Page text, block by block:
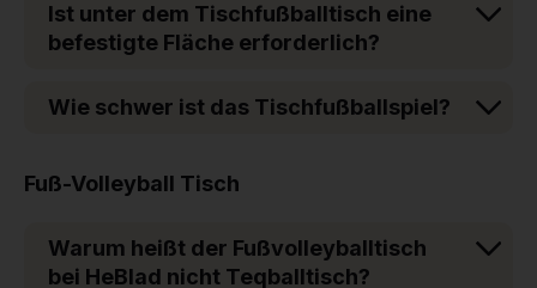
Ist unter dem Tischfußballtisch eine
befestigte Fläche erforderlich?
Wie schwer ist das Tischfußballspiel?
Fuß-Volleyball Tisch
Warum heißt der Fußvolleyballtisch
bei HeBlad nicht Teqballtisch?